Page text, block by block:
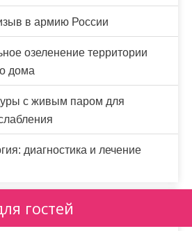
в армию России
озеленение территории
дома
с живым паром для
диагностика и лечение
гостей